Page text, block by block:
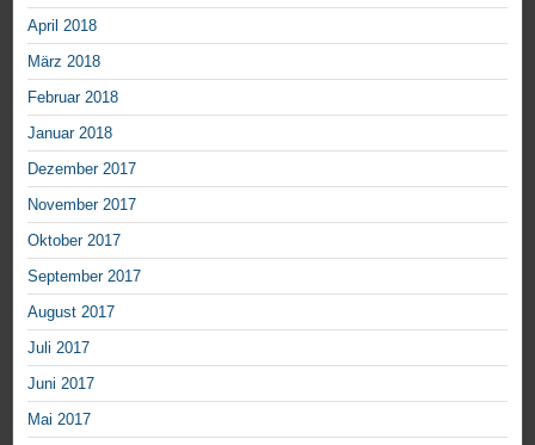
April 2018
März 2018
Februar 2018
Januar 2018
Dezember 2017
November 2017
Oktober 2017
September 2017
August 2017
Juli 2017
Juni 2017
Mai 2017